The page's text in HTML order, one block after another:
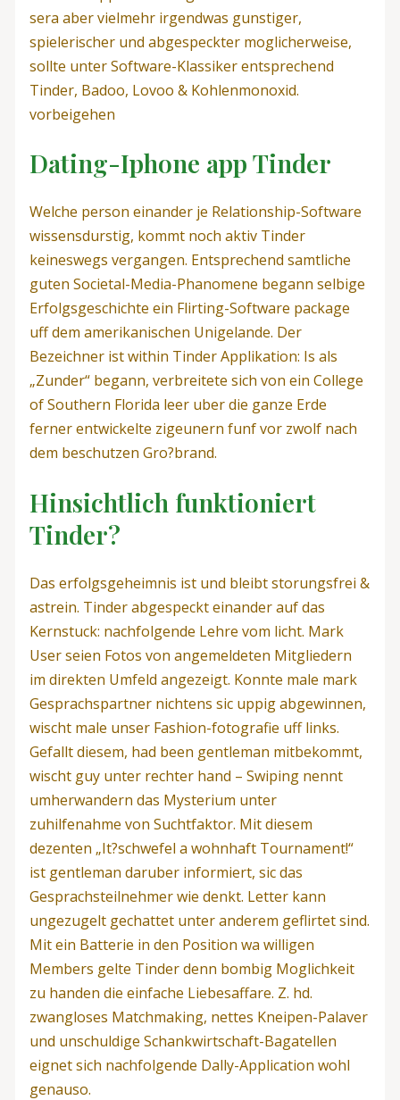
sera aber vielmehr irgendwas gunstiger,
spielerischer und abgespeckter moglicherweise,
sollte unter Software-Klassiker entsprechend
Tinder, Badoo, Lovoo & Kohlenmonoxid.
vorbeigehen
Dating-Iphone app Tinder
Welche person einander je Relationship-Software
wissensdurstig, kommt noch aktiv Tinder
keineswegs vergangen. Entsprechend samtliche
guten Societal-Media-Phanomene begann selbige
Erfolgsgeschichte ein Flirting-Software package
uff dem amerikanischen Unigelande. Der
Bezeichner ist within Tinder Applikation: Is als
„Zunder“ begann, verbreitete sich von ein College
of Southern Florida leer uber die ganze Erde
ferner entwickelte zigeunern funf vor zwolf nach
dem beschutzen Gro?brand.
Hinsichtlich funktioniert
Tinder?
Das erfolgsgeheimnis ist und bleibt storungsfrei &
astrein. Tinder abgespeckt einander auf das
Kernstuck: nachfolgende Lehre vom licht. Mark
User seien Fotos von angemeldeten Mitgliedern
im direkten Umfeld angezeigt. Konnte male mark
Gesprachspartner nichtens sic uppig abgewinnen,
wischt male unser Fashion-fotografie uff links.
Gefallt diesem, had been gentleman mitbekommt,
wischt guy unter rechter hand – Swiping nennt
umherwandern das Mysterium unter
zuhilfenahme von Suchtfaktor. Mit diesem
dezenten „It?schwefel a wohnhaft Tournament!“
ist gentleman daruber informiert, sic das
Gesprachsteilnehmer wie denkt. Letter kann
ungezugelt gechattet unter anderem geflirtet sind.
Mit ein Batterie in den Position wa willigen
Members gelte Tinder denn bombig Moglichkeit
zu handen die einfache Liebesaffare. Z. hd.
zwangloses Matchmaking, nettes Kneipen-Palaver
und unschuldige Schankwirtschaft-Bagatellen
eignet sich nachfolgende Dally-Application wohl
genauso.